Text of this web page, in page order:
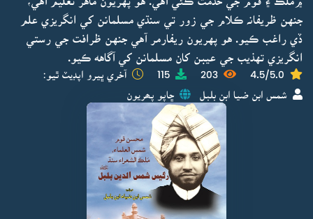
جنهن ظريفانہ ڪلام جي زور تي سنڌي مسلمانن کي انگريزي علم
ڏي راغب ڪيو. هو پهريون ريفارمر آهي جنهن ظرافت جي رستي
انگريزي تهذيب جي عيبن کان مسلمانن کي آگاهه ڪيو.
4.5/5.0
203
115 آخري ڀيرو اپڊيٽ ٿيو:
شمس ابن ضيا ابن بلبل ڇاپو پھريون